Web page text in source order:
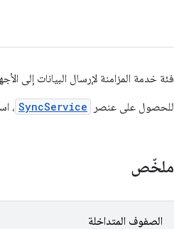
فئة خدمة المزامنة لإرسال البيانات إلى
للحصول على عنصر
SyncService ،
ملخّص
الصفوف المتداخلة